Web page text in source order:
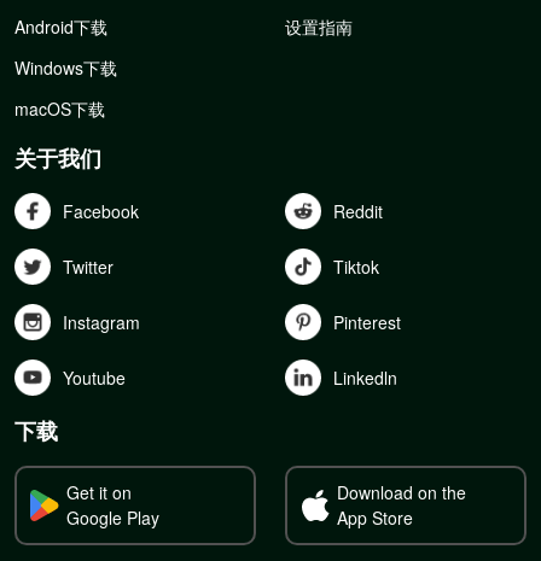
Android下载
Windows下载
macOS下载
设置指南
关于我们
Facebook Reddit
Twitter Tiktok
Instagram Pinterest
Youtube Linkedln
下载
Get it on
Google Play
Download on the
App Store